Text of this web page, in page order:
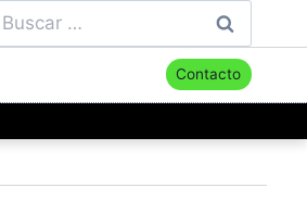
Buscar:
Contacto